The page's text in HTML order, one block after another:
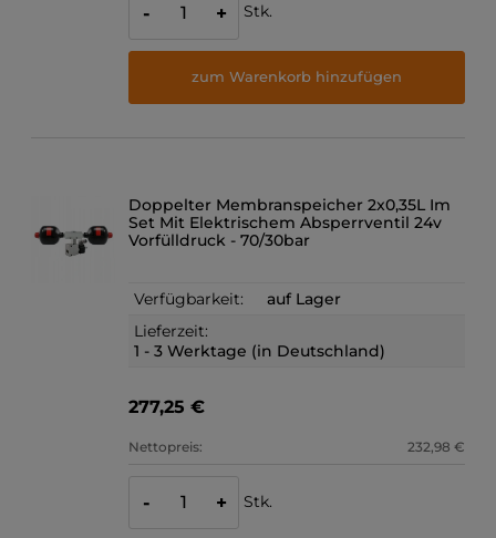
- + Stk.
zum Warenkorb hinzufügen
Doppelter Membranspeicher 2x0,35L Im
Set Mit Elektrischem Absperrventil 24v
Vorfülldruck - 70/30bar
Verfügbarkeit:
auf Lager
Lieferzeit:
1 - 3 Werktage (in Deutschland)
277,25 €
Nettopreis: 232,98 €
- + Stk.